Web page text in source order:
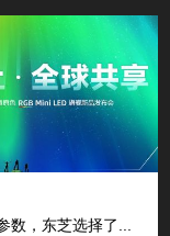
数，东芝选择了...